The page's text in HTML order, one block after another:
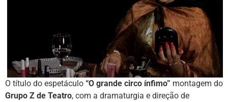
O título do espetáculo “O grande circo ínfimo” montagem do
Grupo Z de Teatro, com a dramaturgia e direção de